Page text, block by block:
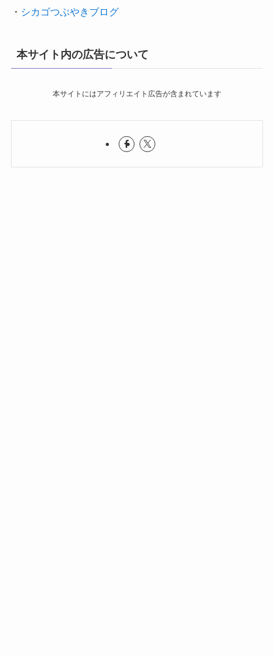
・ シカゴつぶやきブログ
本サイト内の広告について
本サイトにはアフィリエイト広告が含まれています